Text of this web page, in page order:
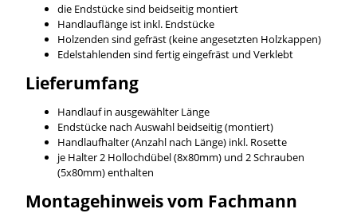
die Endstücke sind beidseitig montiert
Handlauflänge ist inkl. Endstücke
Holzenden sind gefräst (keine angesetzten Holzkappen)
Edelstahlenden sind fertig eingefräst und Verklebt
Lieferumfang
Handlauf in ausgewählter Länge
Endstücke nach Auswahl beidseitig (montiert)
Handlaufhalter (Anzahl nach Länge) inkl. Rosette
je Halter 2 Hollochdübel (8x80mm) und 2 Schrauben
(5x80mm) enthalten
Montagehinweis vom Fachmann